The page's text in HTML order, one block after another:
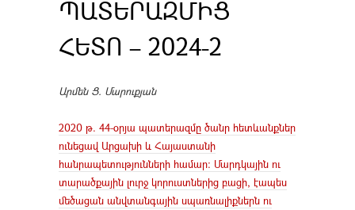
ՊԱՏԵՐԱԶՄԻՑ
ՀԵՏՈ – 2024-2
Արմեն Ց. Մարուքյան
2020 թ. 44-օրյա պատերազմը ծանր հետևանքներ
ունեցավ Արցախի և Հայաստանի
հանրապետությունների համար: Մարդկային ու
տարածքային լուրջ կորուստներից բացի, էապես
մեծացան անվտանգային սպառնալիքներն ու